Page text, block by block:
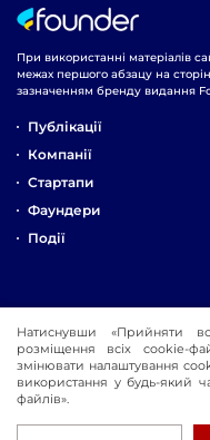
При використанні матеріалів
межах першого абзацу на
зазначенням бренду видання
Публікації
Компанії
Стартапи
Фаундери
Події
Про Компанію
Реклама
Контакти
Натиснувши «Прийняти
розміщення всіх cookie-
змінювати налаштування
використання у будь-який
файлів».